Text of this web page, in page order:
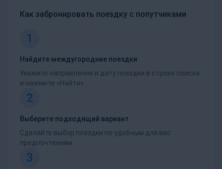
Как забронировать поездку с попутчиками
1
Найдите междугородние поездки
Укажите направление и дату поездки в строке поиска
и нажмите «Найти».
2
Выберите подходящий вариант
Сделайте выбор поездки по удобным для вас
предпочтениям.
3